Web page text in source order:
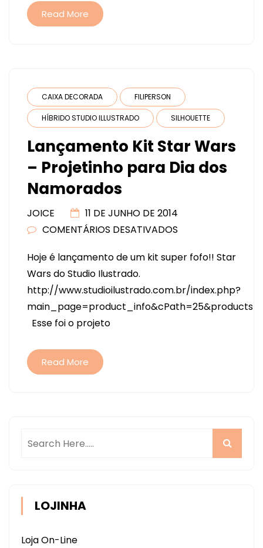
Read More
CAIXA DECORADA FILIPERSON
HÍBRIDO STUDIO ILLUSTRADO SILHOUETTE
Lançamento Kit Star Wars
– Projetinho para Dia dos
Namorados
JOICE
11 DE JUNHO DE 2014
COMENTÁRIOS DESATIVADOS
KIT
WARS
–
Hoje é lançamento de um kit super fofo!! Star
Wars do Studio Ilustrado.
http://www.studioilustrado.com.br/index.php?
Esse foi o projeto
Read More
LOJINHA
Loja On-Line